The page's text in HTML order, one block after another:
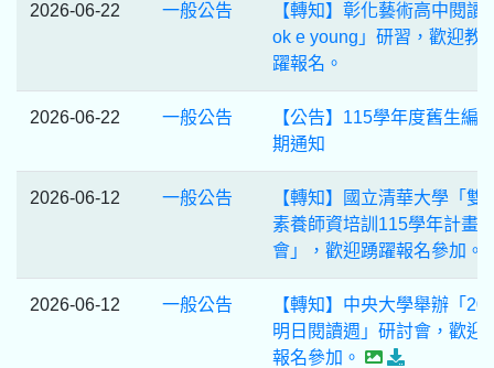
2026-06-22 一般公告
【轉知】彰化藝術高中閱讀
ok e young」研習，歡迎教
躍報名。
2026-06-22 一般公告
【公告】115學年度舊生編
期通知
2026-06-12 一般公告
【轉知】國立清華大學「雙
素養師資培訓115學年計畫
會」，歡迎踴躍報名參加。
2026-06-12 一般公告
【轉知】中央大學舉辦「
明日閱讀週」研討會，歡迎
報名參加。